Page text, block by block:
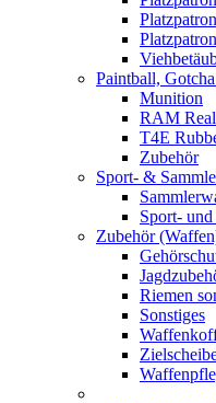
Paintball,
Munition
RAM
T4E
Zubehör
Sport- &
Sport-
Zubehör
Riemen
Sonstiges